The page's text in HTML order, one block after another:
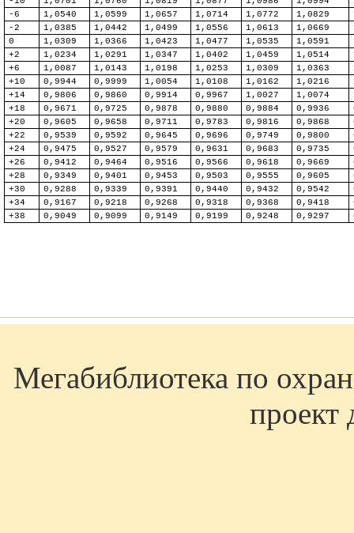
-6
1,0540 1,0599 1,0657 1,0714 1,0772 1,0829
-2
1,0385 1,0442 1,0499 1,0556 1,0613 1,0669
0
1,0309 1,0366 1,0423 1,0477 1,0535 1,0591
+2
1,0234 1,0291 1,0347 1,0402 1,0459 1,0514
+6
1,0087 1,0143 1,0198 1,0253 1,0309 1,0363
+10
0,9944 0,9999 1,0054 1,0108 1,0162 1,0216
+14
0,9806 0,9860 0,9914 0,9967 1,0027 1,0074
+18
0,9671 0,9725 0,9878 0,9880 0,9884 0,9936
+20
0,9605 0,9658 0,9711 0,9783 0,9816 0,9868
+22
0,9539 0,9592 0,9645 0,9696 0,9749 0,9800
+24
0,9475 0,9527 0,9579 0,9631 0,9683 0,9735
+26
0,9412 0,9464 0,9516 0,9566 0,9618 0,9669
+28
0,9349 0,9401 0,9453 0,9503 0,9555 0,9605
+30
0,9288 0,9339 0,9391 0,9440 0,9432 0,9542
+34
0,9167 0,9218 0,9268 0,9318 0,9368 0,9418
+38
0,9049 0,9099 0,9149 0,9199 0,9248 0,9297
Мегабиблиотека по
проект